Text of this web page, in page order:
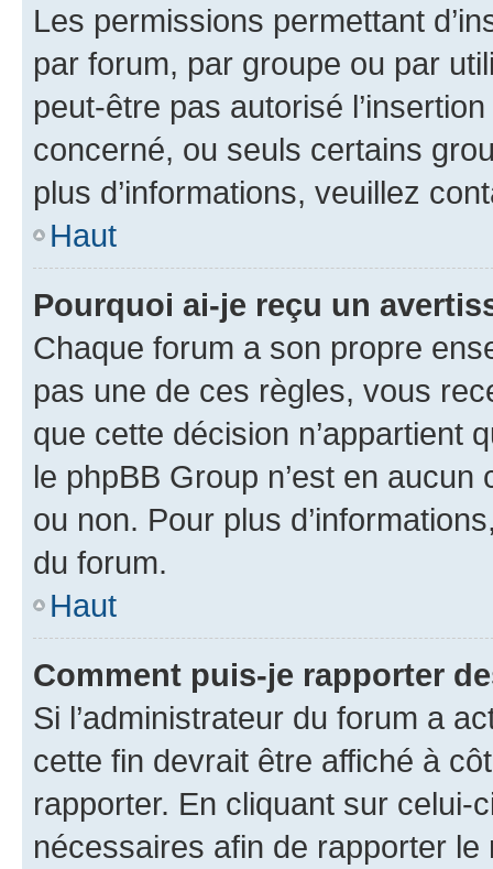
Les permissions permettant
par forum, par groupe ou par
peut-être pas autorisé
concerné, ou seuls certains
plus d’informations, veuillez
Haut
Pourquoi ai-je reçu un
Chaque forum a son propre
pas une de ces règles, vous
que cette décision n’appartient
le phpBB Group n’est en
ou non. Pour plus
du forum.
Haut
Comment puis-je rapporter
Si l’administrateur du forum a
cette fin devrait être affiché à
rapporter. En cliquant sur
nécessaires afin de rapporter le